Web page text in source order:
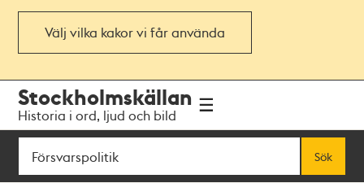
Välj vilka kakor vi får använda
navigationen
huvudinnehållet
Stockholmskällan
Historia i ord, ljud och bild
Sök
Sök